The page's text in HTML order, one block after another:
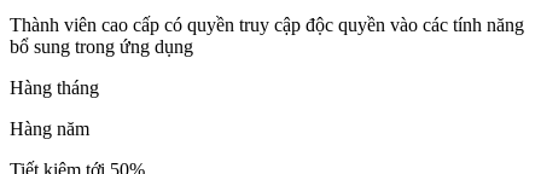
Thành viên cao cấp có quyền truy cập độc quyền vào các tính năng
bổ sung trong ứng dụng
Hàng tháng
Hàng năm